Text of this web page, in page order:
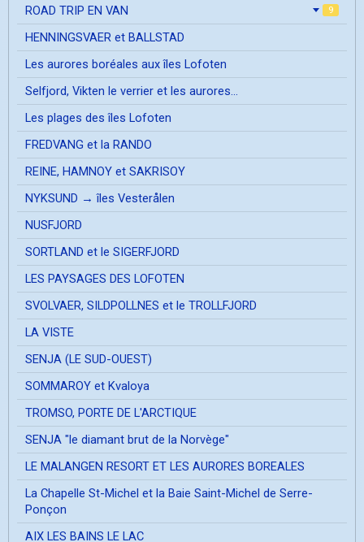
ROAD TRIP EN VAN 9
HENNINGSVAER et BALLSTAD
Les aurores boréales aux îles Lofoten
Selfjord, Vikten le verrier et les aurores...
Les plages des îles Lofoten
FREDVANG et la RANDO
REINE, HAMNOY et SAKRISOY
NYKSUND → îles Vesterålen
NUSFJORD
SORTLAND et le SIGERFJORD
LES PAYSAGES DES LOFOTEN
SVOLVAER, SILDPOLLNES et le TROLLFJORD
LA VISTE
SENJA (LE SUD-OUEST)
SOMMAROY et Kvaloya
TROMSO, PORTE DE L'ARCTIQUE
SENJA "le diamant brut de la Norvège"
LE MALANGEN RESORT ET LES AURORES BOREALES
La Chapelle St-Michel et la Baie Saint-Michel de Serre-
Ponçon
AIX LES BAINS LE LAC